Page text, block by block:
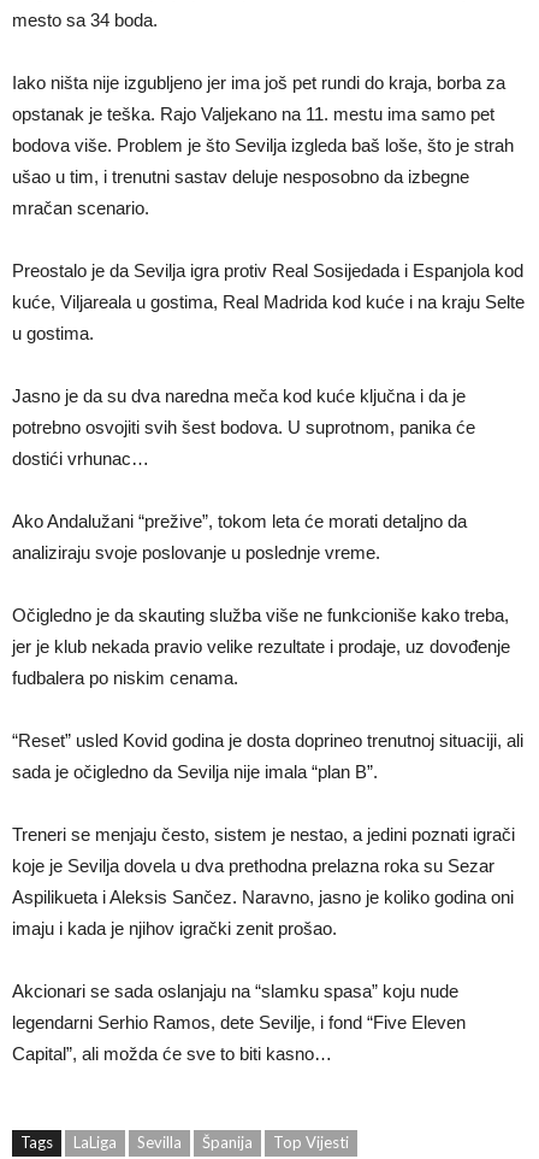
mesto sa 34 boda.
Iako ništa nije izgubljeno jer ima još pet rundi do kraja, borba za
opstanak je teška. Rajo Valjekano na 11. mestu ima samo pet
bodova više. Problem je što Sevilja izgleda baš loše, što je strah
ušao u tim, i trenutni sastav deluje nesposobno da izbegne
mračan scenario.
Preostalo je da Sevilja igra protiv Real Sosijedada i Espanjola kod
kuće, Viljareala u gostima, Real Madrida kod kuće i na kraju Selte
u gostima.
Jasno je da su dva naredna meča kod kuće ključna i da je
potrebno osvojiti svih šest bodova. U suprotnom, panika će
dostići vrhunac…
Ako Andalužani “prežive”, tokom leta će morati detaljno da
analiziraju svoje poslovanje u poslednje vreme.
Očigledno je da skauting služba više ne funkcioniše kako treba,
jer je klub nekada pravio velike rezultate i prodaje, uz dovođenje
fudbalera po niskim cenama.
“Reset” usled Kovid godina je dosta doprineo trenutnoj situaciji, ali
sada je očigledno da Sevilja nije imala “plan B”.
Treneri se menjaju često, sistem je nestao, a jedini poznati igrači
koje je Sevilja dovela u dva prethodna prelazna roka su Sezar
Aspilikueta i Aleksis Sančez. Naravno, jasno je koliko godina oni
imaju i kada je njihov igrački zenit prošao.
Akcionari se sada oslanjaju na “slamku spasa” koju nude
legendarni Serhio Ramos, dete Sevilje, i fond “Five Eleven
Capital”, ali možda će sve to biti kasno…
Tags LaLiga Sevilla Španija Top Vijesti